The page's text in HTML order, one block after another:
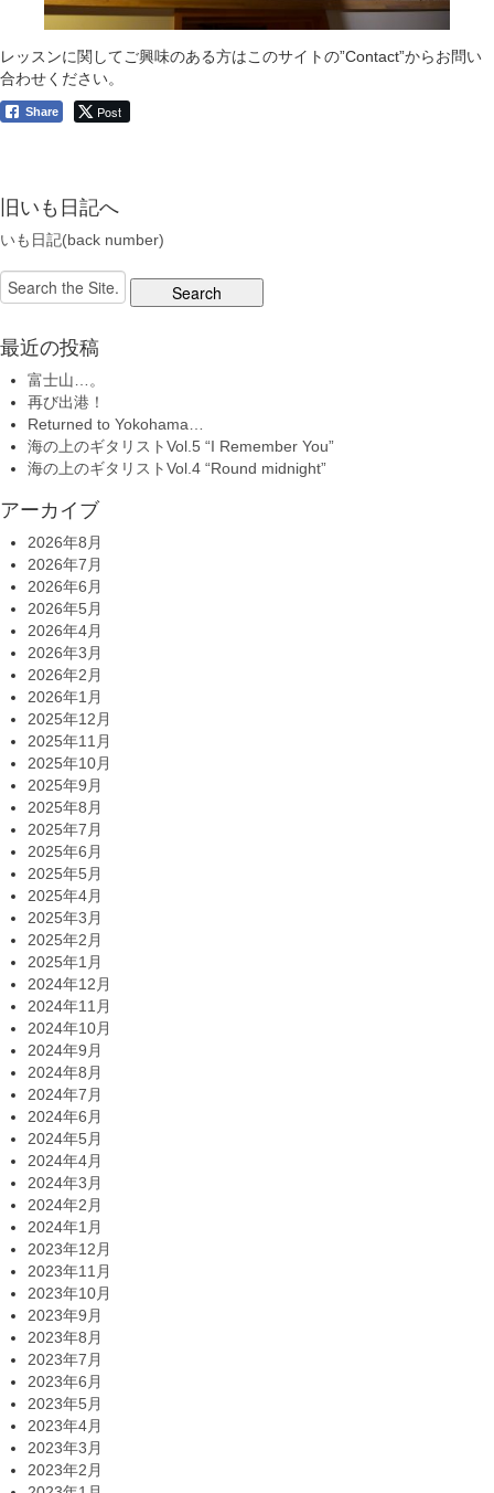
レッスンに関してご興味のある方はこのサイトの”Contact”からお問い
合わせください。
Share Post
旧いも日記へ
いも日記(back number)
Search
for:
最近の投稿
富士山…。
再び出港！
Returned to Yokohama…
海の上のギタリストVol.5 “I Remember You”
海の上のギタリストVol.4 “Round midnight”
アーカイブ
2026年8月
2026年7月
2026年6月
2026年5月
2026年4月
2026年3月
2026年2月
2026年1月
2025年12月
2025年11月
2025年10月
2025年9月
2025年8月
2025年7月
2025年6月
2025年5月
2025年4月
2025年3月
2025年2月
2025年1月
2024年12月
2024年11月
2024年10月
2024年9月
2024年8月
2024年7月
2024年6月
2024年5月
2024年4月
2024年3月
2024年2月
2024年1月
2023年12月
2023年11月
2023年10月
2023年9月
2023年8月
2023年7月
2023年6月
2023年5月
2023年4月
2023年3月
2023年2月